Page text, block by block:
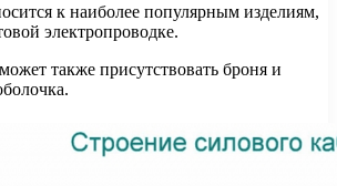
к наиболее популярным изделиям,
электропроводке.
также присутствовать броня и